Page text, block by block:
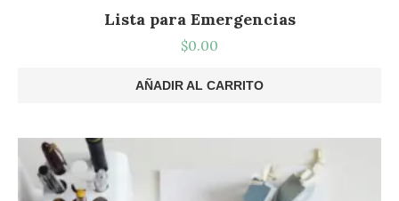
Lista para Emergencias
$0.00
AÑADIR AL CARRITO